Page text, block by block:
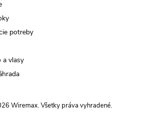
potreby
vlasy
Wiremax. Všetky práva vyhradené.